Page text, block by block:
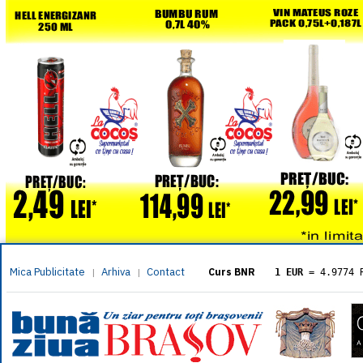
Mica Publicitate | Arhiva | Contact Curs BNR 1 EUR = 4.9774
= 5.8304
1 XAU= 464.4611
1 AED= 1.1933
1 AUD= 2.7957
1 BGN= 2.5449